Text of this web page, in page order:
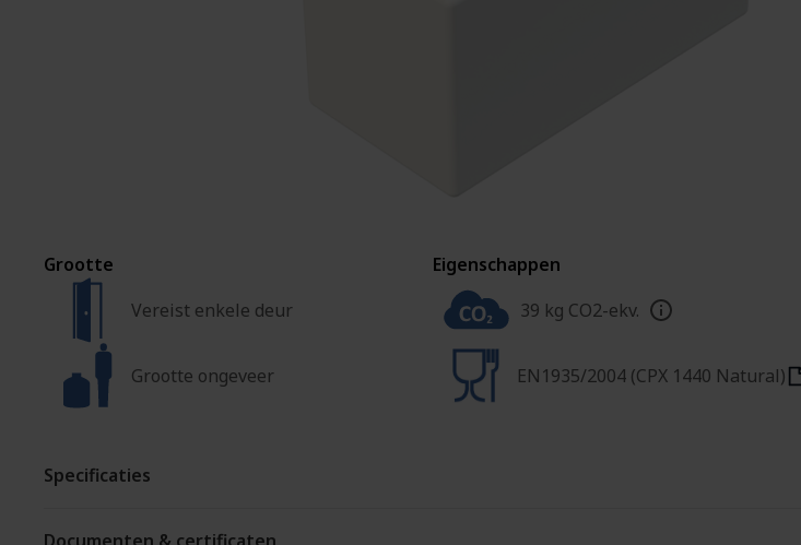
Grootte
Vereist enkele deur
Grootte ongeveer
Eigenschappen
39 kg CO2-ekv.
EN1935/2004 (CPX 1440 Natural)
Specificaties